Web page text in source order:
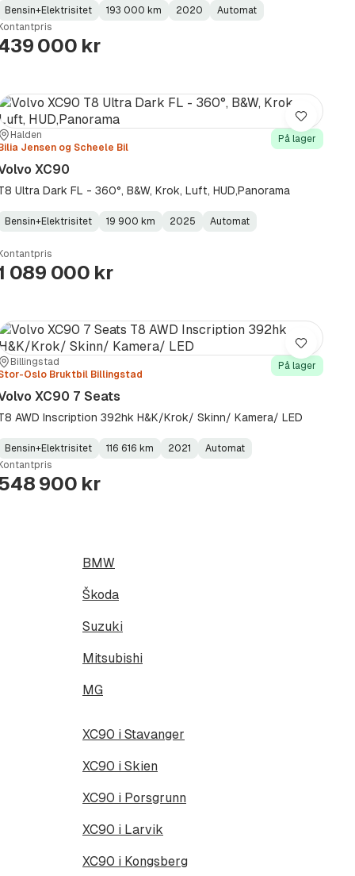
:
Bensin+Elektrisitet: 193 000 km
:
2020
:
Automat
000 kr
Halden
Jensen og Scheele Bil
På lager
XC90
Ultra Dark FL - 360°, B&W, Krok, Luft, HUD,Panorama
Bensin+Elektrisitet: 19 900 km 2025 Automat
089 000 kr
Lagre
Billingstad
Oslo Bruktbil Billingstad
På lager
XC90 7 Seats
AWD Inscription 392hk H&K/Krok/ Skinn/ Kamera/ LED
:
Bensin+Elektrisitet: 116 616 km
:
2021
:
Automat
900 kr
Lagre
BMW
Škoda
Suzuki
Mitsubishi
MG
XC90 i Stavanger
XC90 i Skien
XC90 i Porsgrunn
XC90 i Larvik
XC90 i Kongsberg